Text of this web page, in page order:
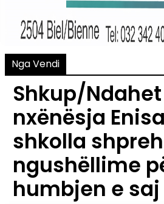
Nga Vendi
Shkup/
nxënësja
shkolla shpreh
ngushëllime
humbjen e saj